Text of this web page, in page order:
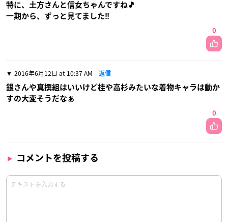
特に、土方さんと信女ちゃんですね🎵
一期から、ずっと見てました‼
0
2016年6月12日 at 10:37 AM 返信
銀さんや真撰組はいいけど桂や高杉みたいな着物キャラは動か
すの大変そうだなぁ
0
コメントを投稿する